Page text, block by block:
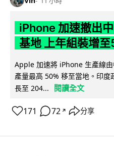
iPhone 加速撤出
基地 上年組裝增
Apple 加速將 iPhone 生產線
產量最高 50% 移至當地。印
長至 204...
閱讀全文
171 72 ↗ 分享